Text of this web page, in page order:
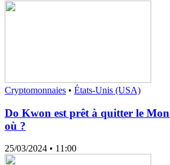
Cryptomonnaies • États-Unis (USA)
Do Kwon est prêt à quitter le
où ?
25/03/2024 • 11:00